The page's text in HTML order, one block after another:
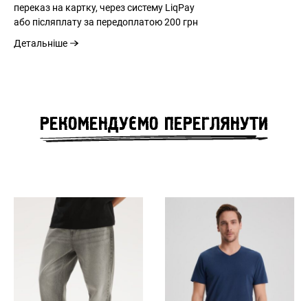
переказ на картку, через систему LiqPay
або післяплату за передоплатою200 грн
Детальніше
РЕКОМЕНДУЄМО ПЕРЕГЛЯНУТИ
Log in
Зареєструватись
Privacy Policy
Remember Password?
ВІДНОВЛЕННЯ ПАРОЛЮ
НЕЗАБАРОМ НА САЙТІ